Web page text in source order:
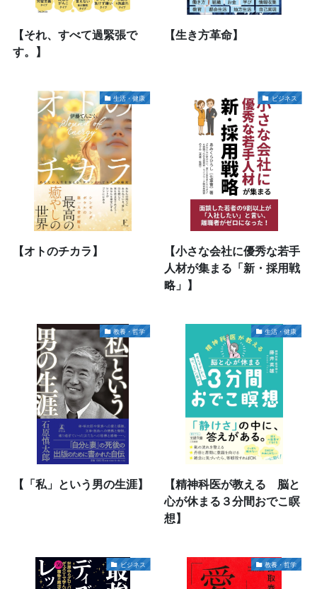
【それ、すべて過緊張で
す。】
【生き方革命】
生活・健康
【オトのチカラ】
ビジネス
【小さな会社に優秀な若手
人材が集まる「新・採用戦
略」】
教養・哲学
【「私」という男の生涯】
生活・健康
【精神科医が教える 脳と
心が休まる３分間おでこ瞑
想】
ビジネス 教養・哲学